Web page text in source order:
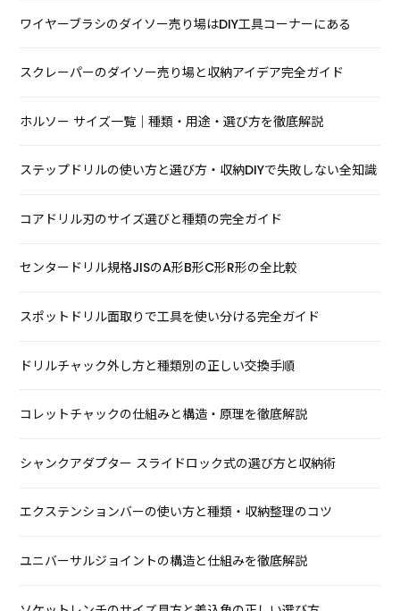
ワイヤーブラシのダイソー売り場はDIY工具コーナーにある
スクレーパーのダイソー売り場と収納アイデア完全ガイド
ホルソー サイズ一覧｜種類・用途・選び方を徹底解説
ステップドリルの使い方と選び方・収納DIYで失敗しない全知識
コアドリル刃のサイズ選びと種類の完全ガイド
センタードリル規格JISのA形B形C形R形の全比較
スポットドリル面取りで工具を使い分ける完全ガイド
ドリルチャック外し方と種類別の正しい交換手順
コレットチャックの仕組みと構造・原理を徹底解説
シャンクアダプター スライドロック式の選び方と収納術
エクステンションバーの使い方と種類・収納整理のコツ
ユニバーサルジョイントの構造と仕組みを徹底解説